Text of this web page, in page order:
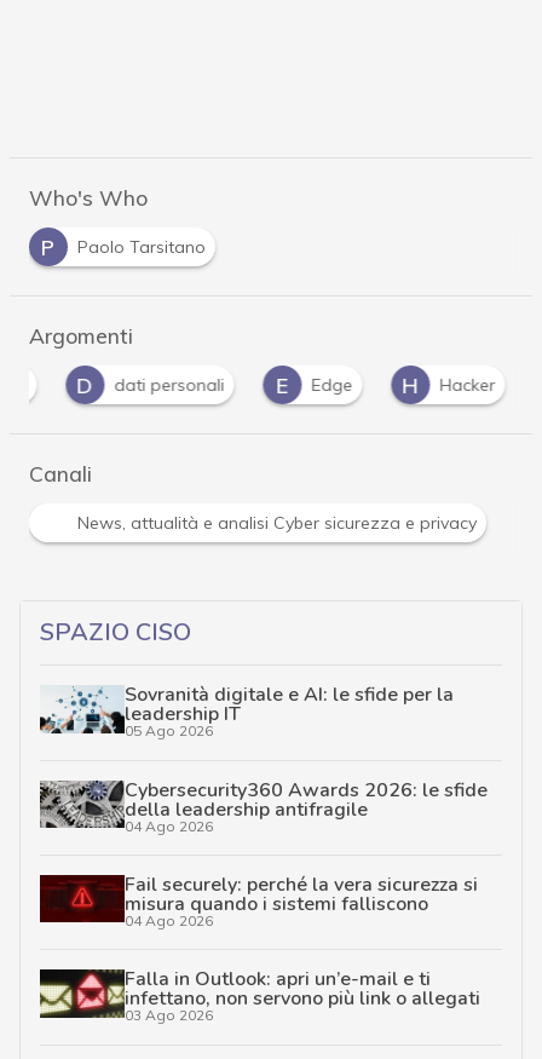
Who's Who
P
Paolo Tarsitano
Argomenti
dati personali Edge Hacker
Canali
News, attualità e analisi Cyber sicurezza e privacy
SPAZIO CISO
Sovranità digitale e AI: le sfide per la
leadership IT
05 Ago 2026
Cybersecurity360 Awards 2026: le sfide
della leadership antifragile
04 Ago 2026
Fail securely: perché la vera sicurezza si
misura quando i sistemi falliscono
04 Ago 2026
Falla in Outlook: apri un’e-mail e ti
infettano, non servono più link o allegati
03 Ago 2026